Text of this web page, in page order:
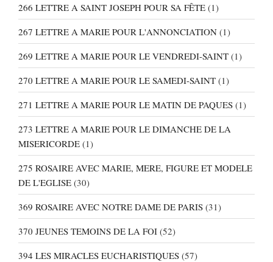
266 LETTRE A SAINT JOSEPH POUR SA FÊTE (1)
267 LETTRE A MARIE POUR L'ANNONCIATION (1)
269 LETTRE A MARIE POUR LE VENDREDI-SAINT (1)
270 LETTRE A MARIE POUR LE SAMEDI-SAINT (1)
271 LETTRE A MARIE POUR LE MATIN DE PAQUES (1)
273 LETTRE A MARIE POUR LE DIMANCHE DE LA
MISERICORDE (1)
275 ROSAIRE AVEC MARIE, MERE, FIGURE ET MODELE
DE L'EGLISE (30)
369 ROSAIRE AVEC NOTRE DAME DE PARIS (31)
370 JEUNES TEMOINS DE LA FOI (52)
394 LES MIRACLES EUCHARISTIQUES (57)